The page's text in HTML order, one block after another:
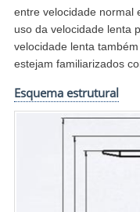
entre velocidade normal
uso da velocidade lenta
velocidade lenta
estejam familiarizados
Esquema estrutural